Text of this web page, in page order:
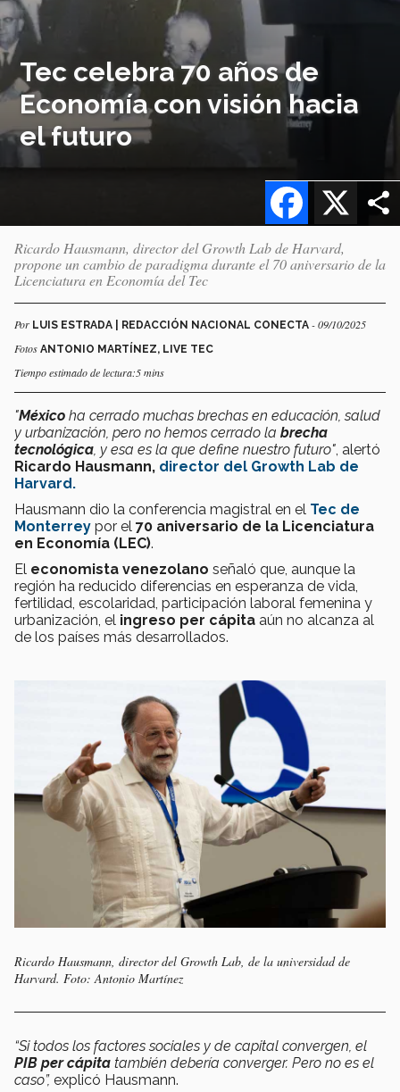
Tec celebra 70 años de
Economía con visión hacia
el futuro
X
Facebook
Ricardo Hausmann, director del Growth Lab de Harvard,
propone un cambio de paradigma durante el 70 aniversario de la
Licenciatura en Economía del Tec
Por LUIS ESTRADA | REDACCIÓN NACIONAL CONECTA - 09/10/2025
Fotos ANTONIO MARTÍNEZ, LIVE TEC
Tiempo estimado de lectura:5 mins
"México ha cerrado muchas brechas en educación, salud
y urbanización, pero no hemos cerrado la brecha
tecnológica , y esa es la que define nuestro futuro" , alertó
Ricardo Hausmann, director del Growth Lab de
Harvard.
Hausmann dio la conferencia magistral en el Tec de
Monterrey por el 70 aniversario de la Licenciatura
en Economía (LEC).
El economista venezolano señaló que, aunque la
región ha reducido diferencias en esperanza de vida,
fertilidad, escolaridad, participación laboral femenina y
urbanización, el ingreso per cápita aún no alcanza al
de los países más desarrollados.
Ricardo Hausmann, director del Growth Lab, de la universidad de
Harvard. Foto: Antonio Martínez
“Si todos los factores sociales y de capital convergen, el
PIB per cápita también debería converger. Pero no es el
caso”, explicó Hausmann.